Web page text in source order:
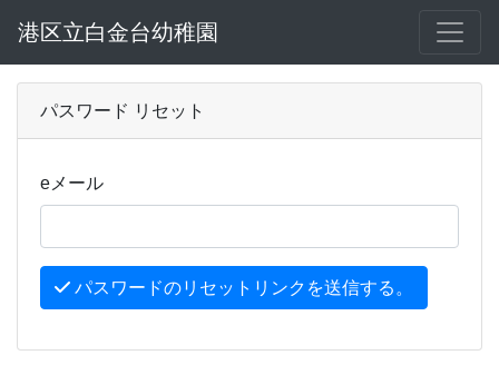
港区立白金台幼稚園
パスワード リセット
eメール
パスワードのリセットリンクを送信する。